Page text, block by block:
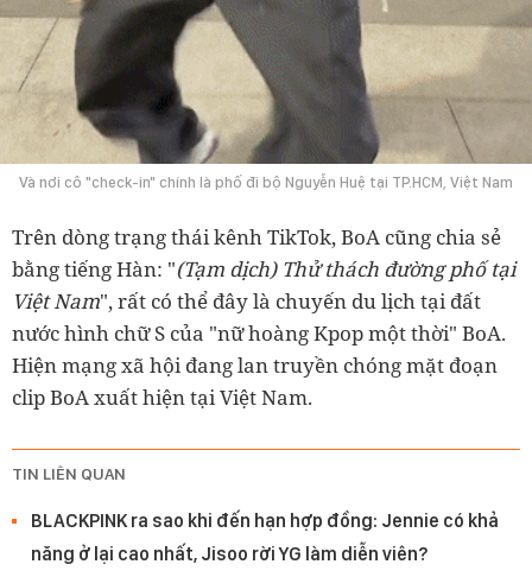
Và nơi cô "check-in" chính là phố đi bộ Nguyễn Huệ tại TP.HCM, Việt Nam
Trên dòng trạng thái kênh TikTok, BoA cũng chia sẻ
bằng tiếng Hàn: "(Tạm dịch) Thử thách đường phố tại
Việt Nam", rất có thể đây là chuyến du lịch tại đất
nước hình chữ S của "nữ hoàng Kpop một thời" BoA.
Hiện mạng xã hội đang lan truyền chóng mặt đoạn
clip BoA xuất hiện tại Việt Nam.
TIN LIÊN QUAN
BLACKPINK ra sao khi đến hạn hợp đồng: Jennie có khả
năng ở lại cao nhất, Jisoo rời YG làm diễn viên?